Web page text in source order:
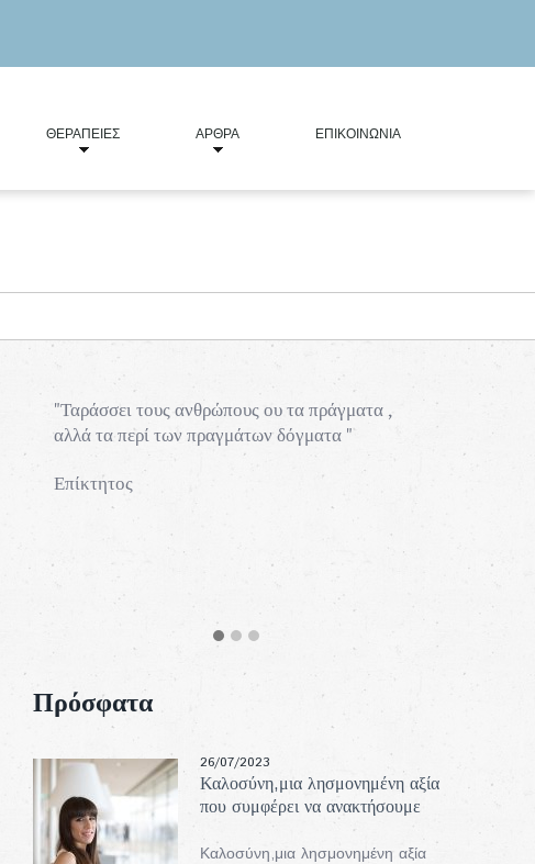
ΘΕΡΑΠΕΊΕΣ ΆΡΘΡΑ ΕΠΙΚΟΙΝΩΝΊΑ
Πρόσφατα
26/07/2023
Καλοσύνη,μια λησμονημένη αξία
που συμφέρει να ανακτήσουμε
Καλοσύνη,μια λησμονημένη αξία